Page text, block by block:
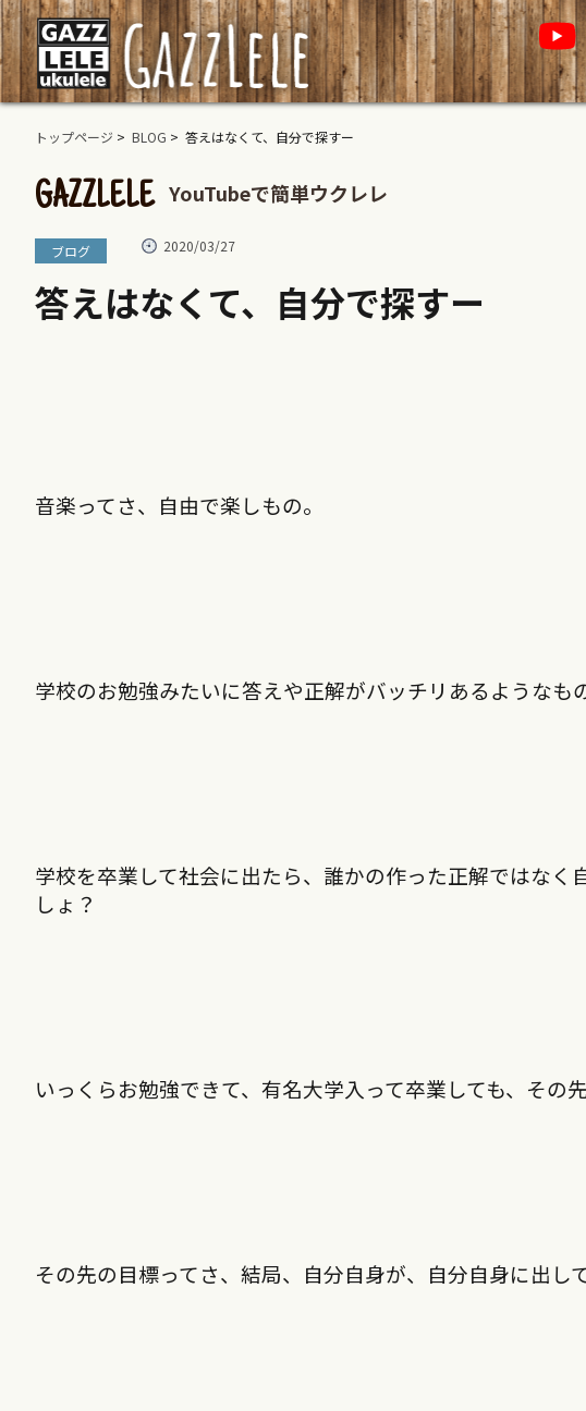
トップページ > BLOG > 答えはなくて、自分で探すー
GAZZLELE YouTubeで簡単ウクレレ
ブログ 2020/03/27
答えはなくて、自分で探すー
音楽ってさ、自由で楽しもの。
学校のお勉強みたいに答えや正解がバッチリあるようなも
学校を卒業して社会に出たら、誰かの作った正解ではなく
しょ？
いっくらお勉強できて、有名大学入って卒業しても、その
その先の目標ってさ、結局、自分自身が、自分自身に出し